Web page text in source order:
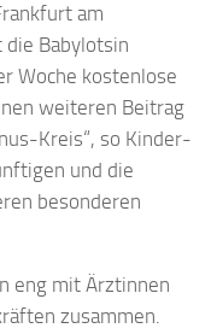
am
die Babylotsin
Woche kostenlose
weiteren Beitrag
Kreis“, so Kinder-
und die
besonderen
eng mit Ärztinnen
zusammen.